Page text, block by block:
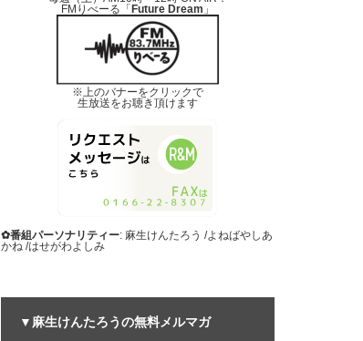
FMりべーる「Future Dream 」
※上のバナーをクリックで
生放送をお聴き頂けます
✿番組パーソナリティー: 麻生けんたろう /よねばやしあ
かね /はせがわよしみ
▼麻生けんたろうの無料メルマガ